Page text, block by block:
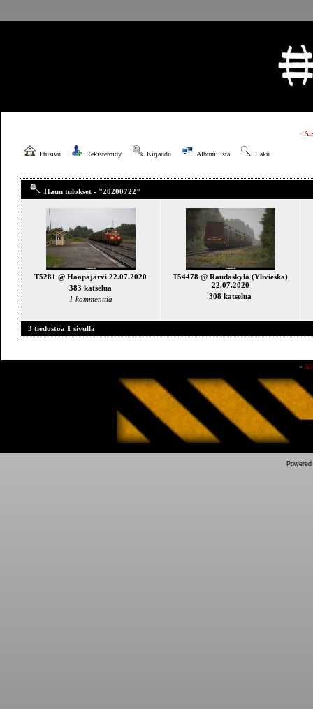
»
Etusivu Rekisteröidy Kirjaudu Albumilista Haku
Haun tulokset - "20200722"
T5281 @ Haapajärvi 22.07.2020
383 katselua
1 kommenttia
T54478 @ Raudaskylä (Ylivieska)
22.07.2020
308 katselua
3 tiedostoa 1 sivulla
»